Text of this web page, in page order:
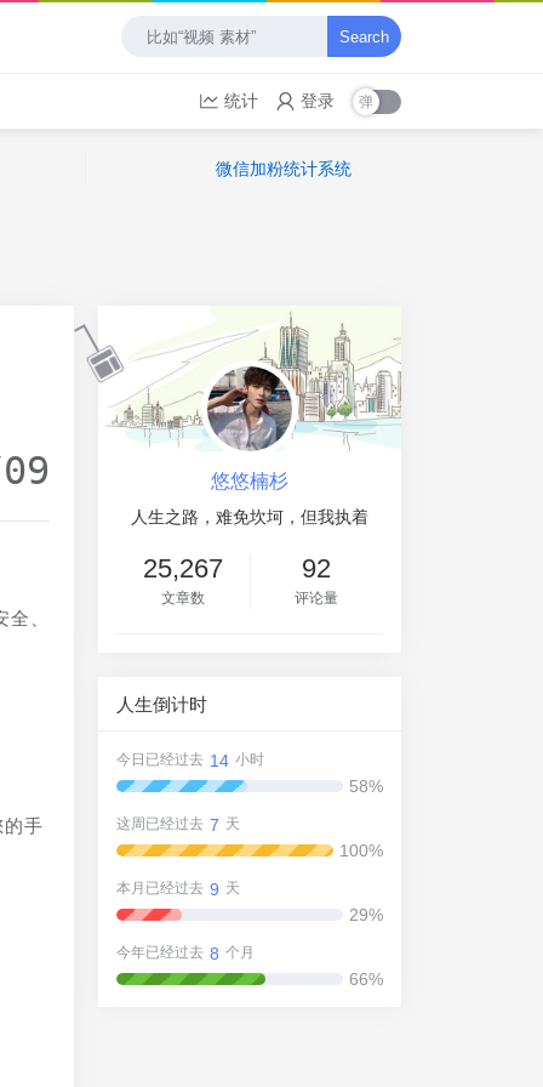
Search
统计 登录
微信加粉统计系统
、
手
悠悠楠杉
人生之路，难免坎坷，但我执着
25,267
文章数
92
评论量
人生倒计时
今日已经过去 14 小时
58%
这周已经过去 7 天
100%
本月已经过去 9 天
29%
今年已经过去 8 个月
66%